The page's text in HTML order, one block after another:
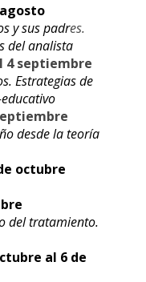
y sus padres.
del analista
4 septiembre
Estrategias de
desde la teoría
octubre
del tratamiento.
al 6 de